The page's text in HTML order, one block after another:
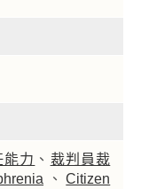
能力 、 裁判員裁
、Citizen